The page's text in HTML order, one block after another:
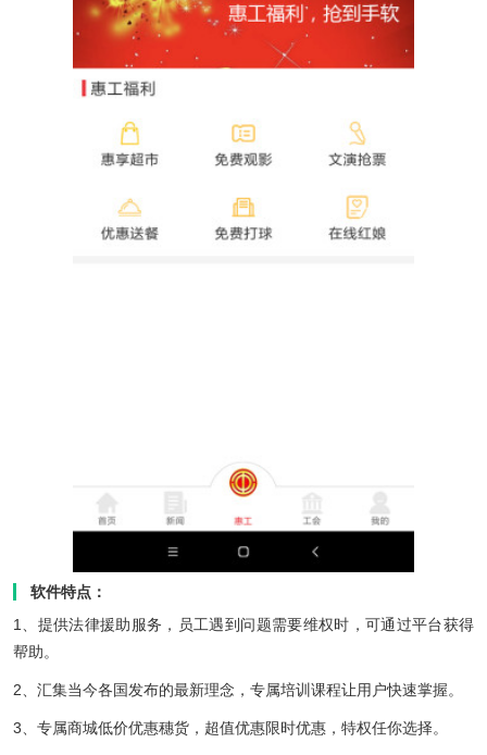
软件特点：
1、提供法律援助服务，员工遇到问题需要维权时，可通过平台获得
帮助。
2、汇集当今各国发布的最新理念，专属培训课程让用户快速掌握。
3、专属商城低价优惠穗货，超值优惠限时优惠，特权任你选择。